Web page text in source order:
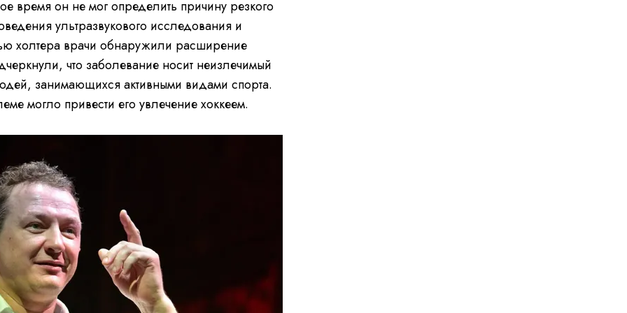
время он не мог определить причину резкого
ультразвукового исследования и
холтера врачи обнаружили расширение
что заболевание носит неизлечимый
занимающихся активными видами спорта.
могло привести его увлечение хоккеем.